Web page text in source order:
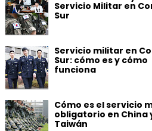
Servicio Militar en
Sur
Servicio militar en
Sur: cómo es y cómo
funciona
Cómo es el servicio
obligatorio en China
Taiwán